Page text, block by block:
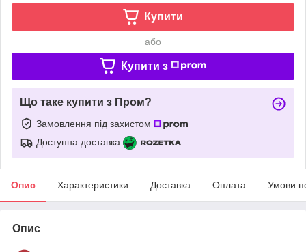
Купити
або
Купити з
Що таке купити з Пром?
Замовлення під захистом
Доступна доставка
Опис Характеристики Доставка Оплата Умови
Опис